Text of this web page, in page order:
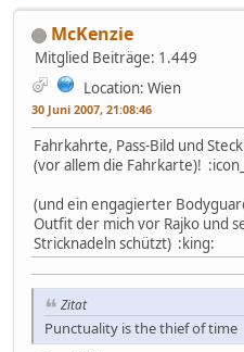
McKenzie
Mitglied Beiträge: 1.449
Location: Wien
30 Juni 2007, 21:08:46
Fahrkahrte, Pass-Bild und
(vor allem die Fahrkarte)!
(und ein engagierter
Outfit der mich vor Rajko und
Stricknadeln schützt) :king:
Zitat
Punctuality is the thief of time